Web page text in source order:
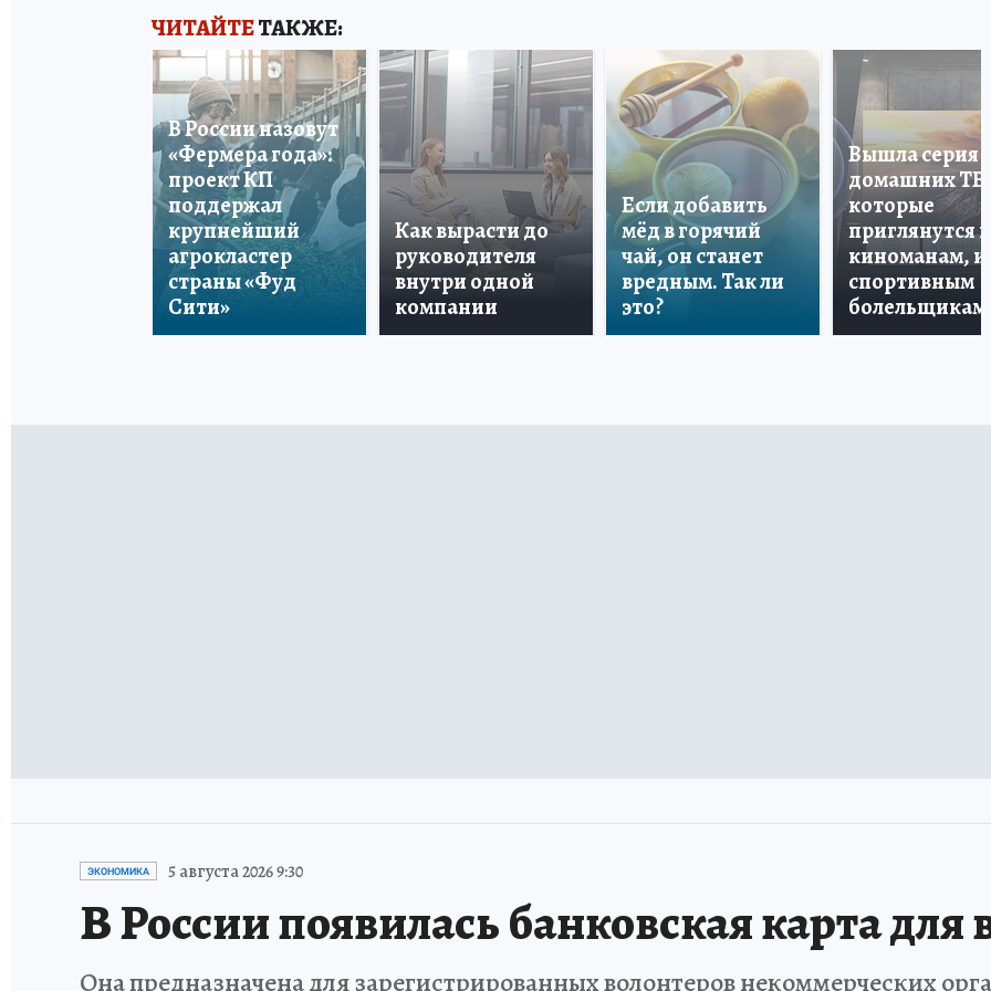
ЧИТАЙТЕТАКЖЕ:
В России назовут
«Фермера года»:
проект КП
поддержал
крупнейший
агрокластер
страны «Фуд
Сити»
Как вырасти до
руководителя
внутри одной
компании
Если добавить
мёд в горячий
чай, он станет
вредным. Так ли
это?
Вышла серия
домашних ТВ,
которые
приглянутся и
киноманам, и
спортивным
болельщикам
ЭКОНОМИКА 5 августа 2026 9:30
В России появилась банковская карта для
Она предназначена для зарегистрированных волонтеров некоммерческих